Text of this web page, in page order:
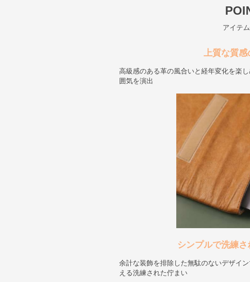
アイテ
上質な質感
高級感のある革の風合いと経年変化を楽
囲気を演出
シンプルで洗練
余計な装飾を排除した無駄のないデザイ
える洗練された佇まい